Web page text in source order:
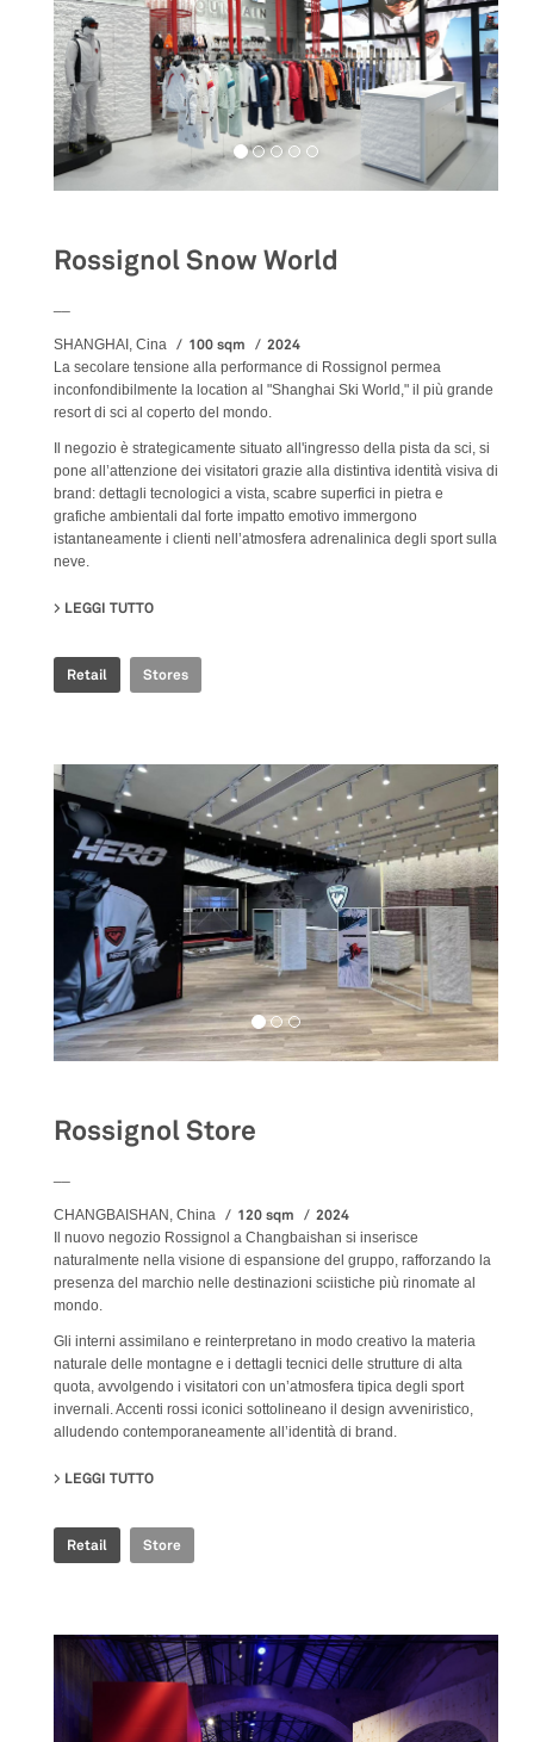
Rossignol Snow World
SHANGHAI, Cina 100 sqm 2024
La secolare tensione alla performance di Rossignol permea
inconfondibilmente la location al "Shanghai Ski World," il più grande
resort di sci al coperto del mondo.
Il negozio è strategicamente situato all'ingresso della pista da sci, si
pone all’attenzione dei visitatori grazie alla distintiva identità visiva di
brand: dettagli tecnologici a vista, scabre superfici in pietra e
grafiche ambientali dal forte impatto emotivo immergono
istantaneamente i clienti nell’atmosfera adrenalinica degli sport sulla
neve.
LEGGI TUTTO
Retail Stores
Rossignol Store
CHANGBAISHAN, China 120 sqm 2024
Il nuovo negozio Rossignol a Changbaishan si inserisce
naturalmente nella visione di espansione del gruppo, rafforzando la
presenza del marchio nelle destinazioni sciistiche più rinomate al
mondo.
Gli interni assimilano e reinterpretano in modo creativo la materia
naturale delle montagne e i dettagli tecnici delle strutture di alta
quota, avvolgendo i visitatori con un’atmosfera tipica degli sport
invernali. Accenti rossi iconici sottolineano il design avveniristico,
alludendo contemporaneamente all’identità di brand.
LEGGI TUTTO
Retail Store